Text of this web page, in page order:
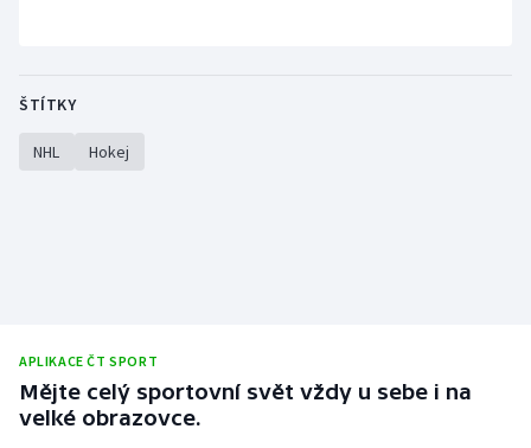
ŠTÍTKY
NHL Hokej
APLIKACE ČT SPORT
Mějte celý sportovní svět vždy u sebe i na
velké obrazovce.